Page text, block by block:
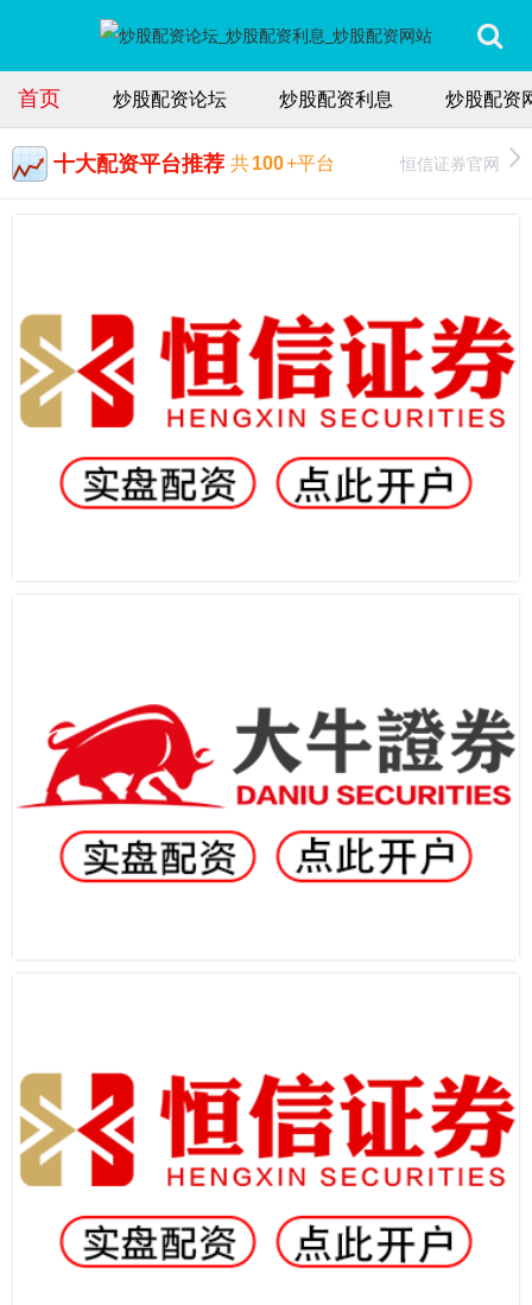
首页 炒股配资论坛 炒股配资利息 炒股配资
十大配资平台推荐 共100+平台 恒信证券官网